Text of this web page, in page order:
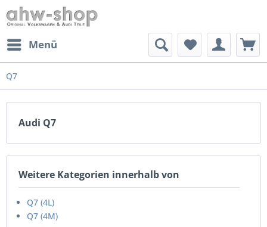
Menü
Q7
Audi Q7
Weitere Kategorien innerhalb von
Q7 (4L)
Q7 (4M)